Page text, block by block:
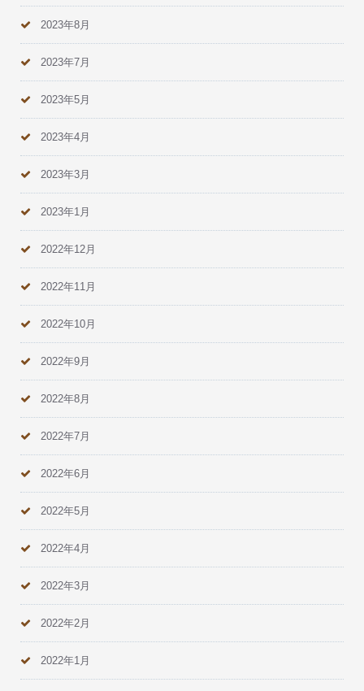
2023年8月
2023年7月
2023年5月
2023年4月
2023年3月
2023年1月
2022年12月
2022年11月
2022年10月
2022年9月
2022年8月
2022年7月
2022年6月
2022年5月
2022年4月
2022年3月
2022年2月
2022年1月